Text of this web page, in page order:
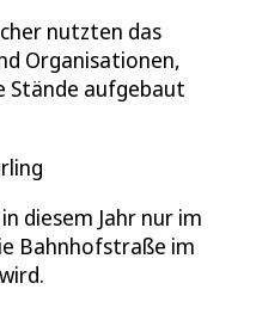
nutzten das
Organisationen,
Stände aufgebaut
diesem Jahr nur im
Bahnhofstraße im